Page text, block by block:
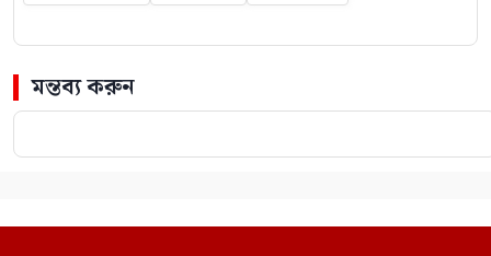
মন্তব্য করুন